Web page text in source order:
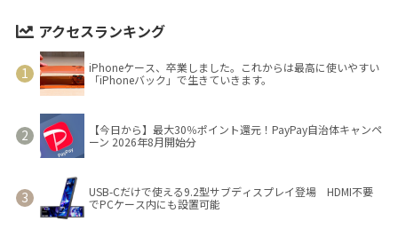
アクセスランキング
iPhoneケース、卒業しました。これからは最高に使いやすい
「iPhoneバック」で生きていきます。
【今日から】最大30％ポイント還元！PayPay自治体キャンペ
ーン 2026年8月開始分
USB-Cだけで使える9.2型サブディスプレイ登場 HDMI不要
でPCケース内にも設置可能